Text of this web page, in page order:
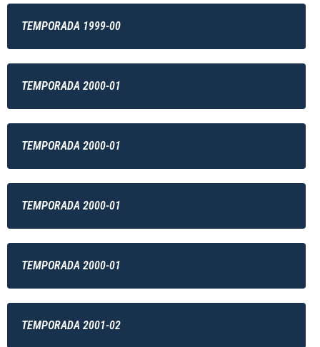
TEMPORADA 1999-00
TEMPORADA 2000-01
TEMPORADA 2000-01
TEMPORADA 2000-01
TEMPORADA 2000-01
TEMPORADA 2001-02